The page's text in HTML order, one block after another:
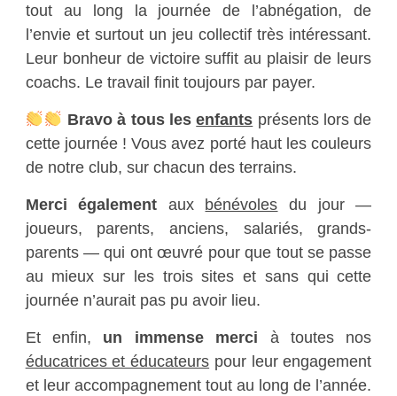
tout au long la journée de l’abnégation, de
l’envie et surtout un jeu collectif très intéressant.
Leur bonheur de victoire suffit au plaisir de leurs
coachs. Le travail finit toujours par payer.
Bravo à tous lesenfants présents lors de
cette journée ! Vous avez porté haut les couleurs
de notre club, sur chacun des terrains.
Merci également aux bénévoles du jour —
joueurs, parents, anciens, salariés, grands-
parents — qui ont œuvré pour que tout se passe
au mieux sur les trois sites et sans qui cette
journée n’aurait pas pu avoir lieu.
Et enfin, un immense merci à toutes nos
éducatrices et éducateurs pour leur engagement
et leur accompagnement tout au long de l’année.